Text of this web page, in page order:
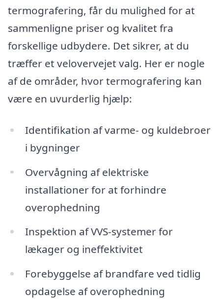
termografering, får du mulighed for at
sammenligne priser og kvalitet fra
forskellige udbydere. Det sikrer, at du
træffer et velovervejet valg. Her er nogle
af de områder, hvor termografering kan
være en uvurderlig hjælp:
Identifikation af varme- og kuldebroer
i bygninger
Overvågning af elektriske
installationer for at forhindre
overophedning
Inspektion af VVS-systemer for
lækager og ineffektivitet
Forebyggelse af brandfare ved tidlig
opdagelse af overophedning